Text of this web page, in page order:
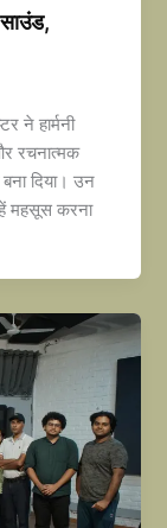
ने हार्मनी
रचनात्मक
दिया। उन
महसूस करना